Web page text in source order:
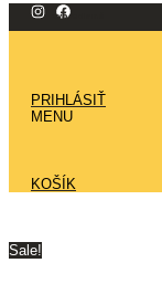
Preskočiť
na
PRIHLÁSIŤ
MENU
KOŠÍK
Sale!
vypredané